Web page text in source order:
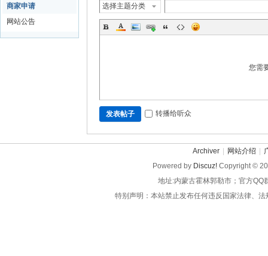
商家申请
网站公告
选择主题分类
您需
发表帖子 转播给听众
Archiver 网站介绍
Powered by Discuz! Copyright ©
地址:内蒙古霍林郭勒市；官方QQ
特别声明：本站禁止发布任何违反国家法律、